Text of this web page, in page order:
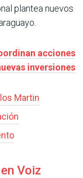
plantea nuevos
acciones
inversiones
Martin
Voiz